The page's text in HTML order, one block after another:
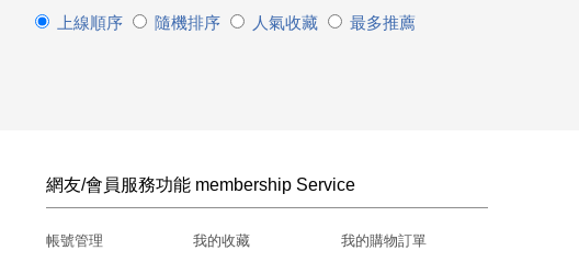
上線順序 隨機排序 人氣收藏 最多推薦
網友/會員服務功能 membership Service
帳號管理 我的收藏
我的購物訂單